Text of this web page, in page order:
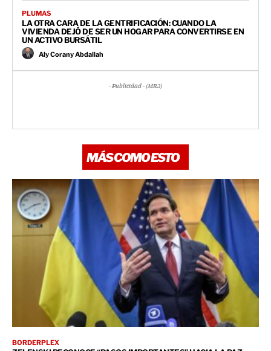
PLUMAS
LA OTRA CARA DE LA GENTRIFICACIÓN: CUANDO LA
VIVIENDA DEJÓ DE SER UN HOGAR PARA CONVERTIRSE EN
UN ACTIVO BURSÁTIL
Aly Corany Abdallah
- Publicidad - (MR3)
MÁS COMO ESTO
BORDERPLEX